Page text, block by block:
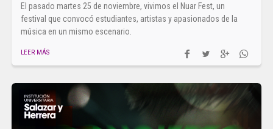
El pasado martes 25 de noviembre, vivimos el Nuar Fest, un
festival que convocó estudiantes, artistas y apasionados de la
música en un mismo escenario.
LEER MÁS